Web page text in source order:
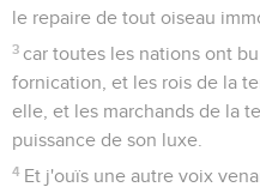
le repaire de tout oiseau
3 car toutes les nations ont
fornication, et les rois de la
elle, et les marchands de la
puissance de son luxe.
4 Et j'ouïs une autre voix